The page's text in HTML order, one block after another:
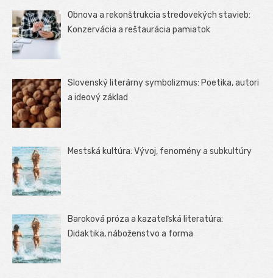
Obnova a rekonštrukcia stredovekých stavieb:
Konzervácia a reštaurácia pamiatok
Slovenský literárny symbolizmus: Poetika, autori
a ideový základ
Mestská kultúra: Vývoj, fenomény a subkultúry
Baroková próza a kazateľská literatúra:
Didaktika, náboženstvo a forma